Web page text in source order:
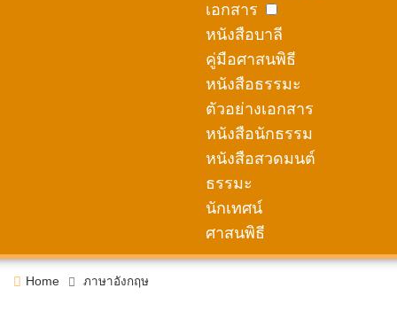
เอกสาร
หนังสือบาลี
คู่มือศาสนพิธี
หนังสือธรรมะ
ตัวอย่างเอกสาร
หนังสือนักธรรม
หนังสือสวดมนต์
ธรรมะ
นักเทศน์
ศาสนพิธี
Home ภาษาอังกฤษ